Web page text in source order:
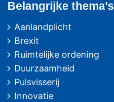
Belangrijke thema's
Aanlandplicht
Brexit
Ruimtelijke ordening
Duurzaamheid
Pulsvisserij
Innovatie